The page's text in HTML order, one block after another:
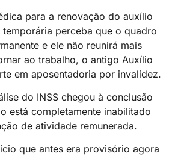
para a renovação do auxílio
perceba que o quadro
e ele não reunirá mais
ao trabalho, o antigo Auxílio
em aposentadoria por invalidez.
do INSS chegou à conclusão
está completamente inabilitado
de atividade remunerada.
que antes era provisório agora